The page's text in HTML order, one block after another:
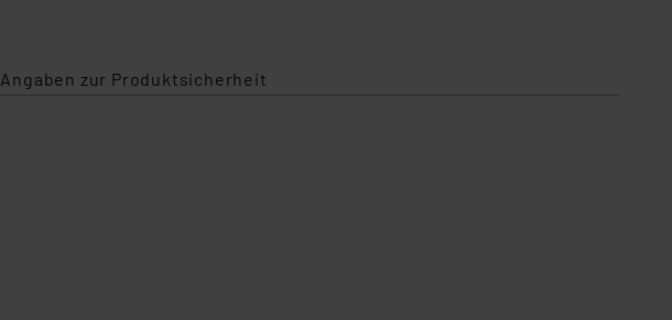
Angaben zur Produktsicherheit